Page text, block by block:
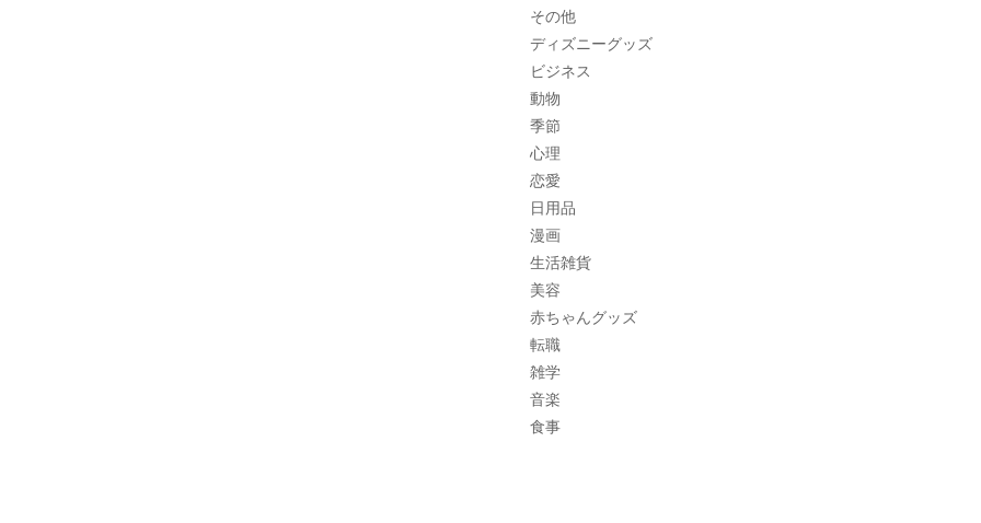
その他
ディズニーグッズ
ビジネス
動物
季節
心理
恋愛
日用品
漫画
生活雑貨
美容
赤ちゃんグッズ
転職
雑学
音楽
食事